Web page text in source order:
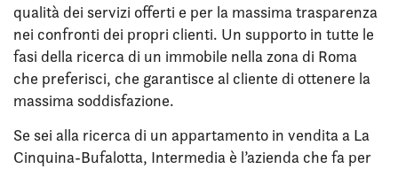
qualità dei servizi offerti e per la massima trasparenza
nei confronti dei propri clienti. Un supporto in tutte le
fasi della ricerca di un immobile nella zona di Roma
che preferisci, che garantisce al cliente di ottenere la
massima soddisfazione.
Se sei alla ricerca di un appartamento in vendita a La
Cinquina-Bufalotta, Intermedia è l’azienda che fa per